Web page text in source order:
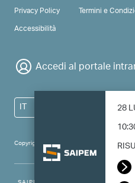
28
Copyright 2024 Saipem - All right reserved
PRIVACY & TERMS
Privacy Policy Termini e
Accessibilità
Accedi al portale
IT